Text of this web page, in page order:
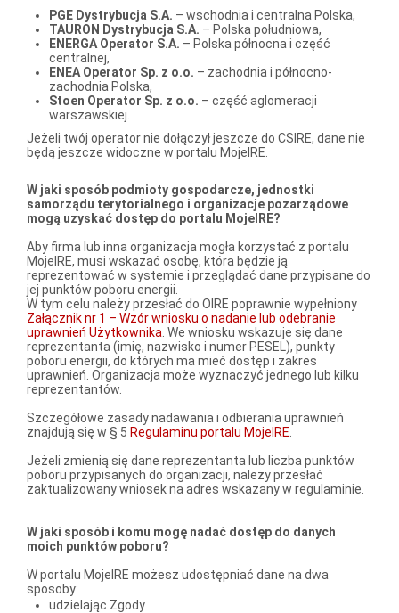
PGE Dystrybucja S.A. – wschodnia i centralna Polska,
TAURON Dystrybucja S.A. – Polska południowa,
ENERGA Operator S.A. – Polska północna i część
centralnej,
ENEA Operator Sp. z o.o. – zachodnia i północno-
zachodnia Polska,
Stoen Operator Sp. z o.o. – część aglomeracji
warszawskiej.
Jeżeli twój operator nie dołączył jeszcze do CSIRE, dane nie
będą jeszcze widoczne w portalu MojeIRE.
W jaki sposób podmioty gospodarcze, jednostki
samorządu terytorialnego i organizacje pozarządowe
mogą uzyskać dostęp do portalu MojeIRE?
Aby firma lub inna organizacja mogła korzystać z portalu
MojeIRE, musi wskazać osobę, która będzie ją
reprezentować w systemie i przeglądać dane przypisane do
jej punktów poboru energii.
W tym celu należy przesłać do OIRE poprawnie wypełniony
Załącznik nr 1 – Wzór wniosku o nadanie lub odebranie
uprawnień Użytkownika . We wniosku wskazuje się dane
reprezentanta (imię, nazwisko i numer PESEL), punkty
poboru energii, do których ma mieć dostęp i zakres
uprawnień. Organizacja może wyznaczyć jednego lub kilku
reprezentantów.
Szczegółowe zasady nadawania i odbierania uprawnień
znajdują się w § 5 Regulaminu portalu MojeIRE
Jeżeli zmienią się dane reprezentanta lub liczba punktów
poboru przypisanych do organizacji, należy przesłać
zaktualizowany wniosek na adres wskazany w regulaminie.
W jaki sposób i komu mogę nadać dostęp do danych
moich punktów poboru?
W portalu MojeIRE możesz udostępniać dane na dwa
sposoby:
udzielając Zgody